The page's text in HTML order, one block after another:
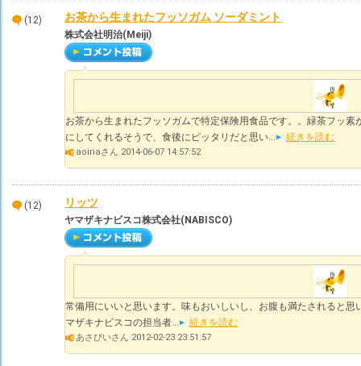
(12) お茶から生まれたフッソガム ソーダミント
株式会社明治(Meiji)
お茶から生まれたフッソガムで特定保険用食品です。。緑茶フッ
にしてくれるそうで、食後にピッタリだと思い...
続きを読む
aoiriaさん 2014-06-07 14:57:52
(12) リッツ
ヤマザキナビスコ株式会社(NABISCO)
常備用にいいと思います。味もおいしいし、お腹も満たされると
マザキナビスコの担当者...
続きを読む
あさぴいさん 2012-02-23 23:51:57